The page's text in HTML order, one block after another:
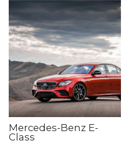
Mercedes-Benz E-
Class